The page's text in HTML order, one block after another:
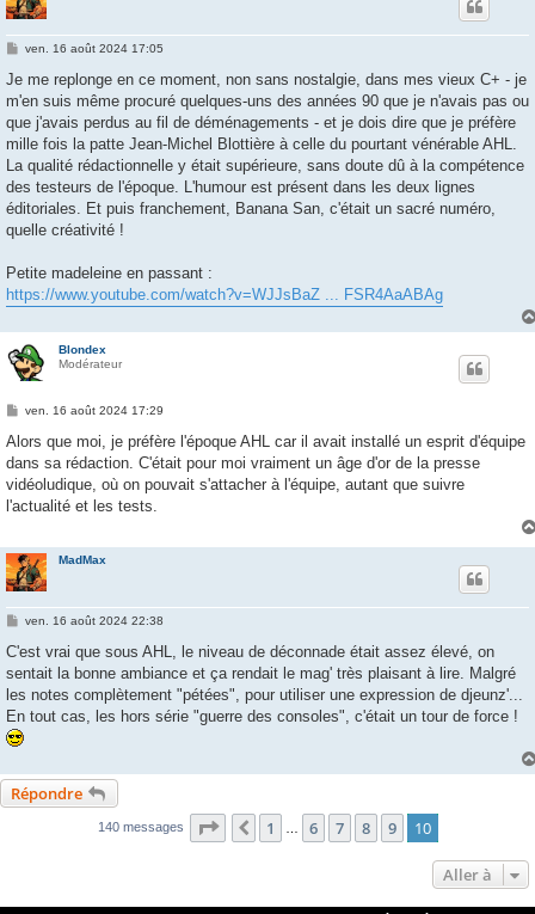
M
s
a
g
ven. 16 août 2024 17:05
Je me replonge en ce moment, non sans nostalgie, dans mes vieux C+ - je
m'en suis même procuré quelques-uns des années 90 que je n'avais pas ou
que j'avais perdus au fil de déménagements - et je dois dire que je préfère
mille fois la patte Jean-Michel Blottière à celle du pourtant vénérable AHL.
La qualité rédactionnelle y était supérieure, sans doute dû à la compétence
des testeurs de l'époque. L'humour est présent dans les deux lignes
éditoriales. Et puis franchement, Banana San, c'était un sacré numéro,
quelle créativité !
Petite madeleine en passant :
https://www.youtube.com/watch?v=WJJsBaZ ... FSR4AaABAg
Blondex
Modérateur
M
s
a
g
ven. 16 août 2024 17:29
Alors que moi, je préfère l'époque AHL car il avait installé un esprit d'équipe
dans sa rédaction. C'était pour moi vraiment un âge d'or de la presse
vidéoludique, où on pouvait s'attacher à l'équipe, autant que suivre
l'actualité et les tests.
MadMax
M
s
a
g
ven. 16 août 2024 22:38
C'est vrai que sous AHL, le niveau de déconnade était assez élevé, on
sentait la bonne ambiance et ça rendait le mag' très plaisant à lire. Malgré
les notes complètement "pétées", pour utiliser une expression de djeunz'...
En tout cas, les hors série "guerre des consoles", c'était un tour de force !
Répondre
140 messages Page 10 sur 10
Précédente
1 … 6 7 8 9 10
Aller à